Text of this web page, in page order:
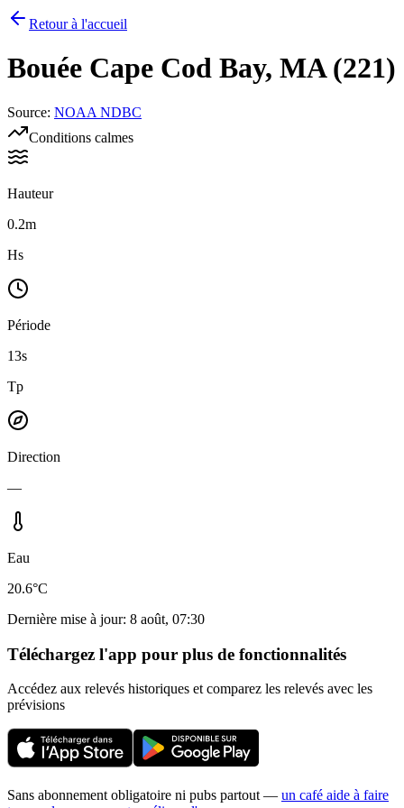
Retour à l'accueil
Bouée Cape Cod Bay, MA (221)
Source: NOAA NDBC
Conditions calmes
Hauteur
0.2m
Hs
Période
13s
Tp
Direction
—
Eau
20.6°C
Dernière mise à jour: 8 août, 07:30
Téléchargez l'app pour plus de fonctionnalités
Accédez aux relevés historiques et comparez les relevés avec les
prévisions
Sans abonnement obligatoire ni pubs partout — un café aide à faire